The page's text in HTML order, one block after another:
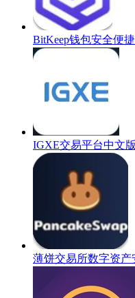
BitKeep钱包安全便
IGXE交易平台中文
薄饼交易所数字资产